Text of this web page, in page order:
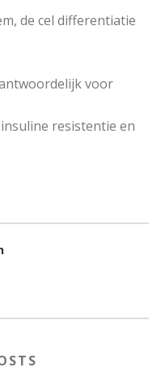
de cel differentiatie
voor
resistentie en